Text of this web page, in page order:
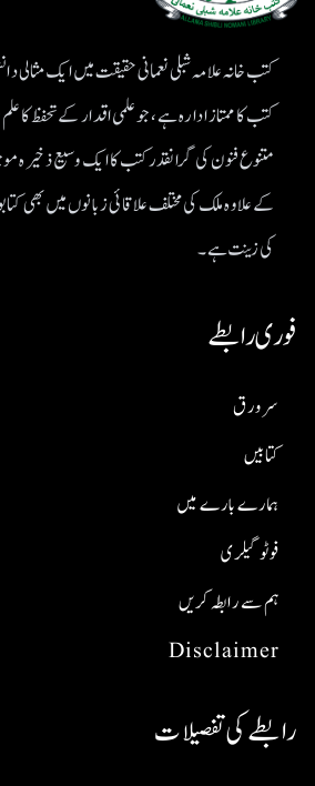
کتب خانہ علامہ شبلی نعمانی حقیقت میں ایک مثالی
کتب کا ممتاز ادارہ ہے، جو علمی اقدار کے تحفظ
متنوع فنون کی گرانقدر کتب کا ایک وسیع ذخیرہ
کے علاوہ ملک کی مختلف علاقائی زبانوں میں بھی
کی زینت ہے۔
فوری رابطے
Disclaimer
ہم سے رابطہ کریں
فوٹو گیلری
ہمارے بارے میں
کتابیں
سر ورق
رابطے کی تفصیلات